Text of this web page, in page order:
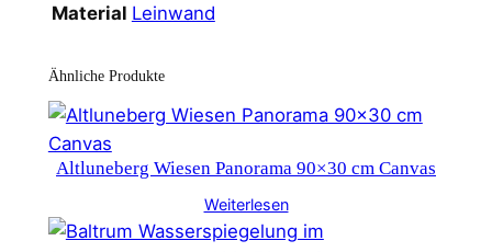
Material Leinwand
Ähnliche Produkte
Altluneberg Wiesen Panorama 90×30 cm Canvas
Weiterlesen